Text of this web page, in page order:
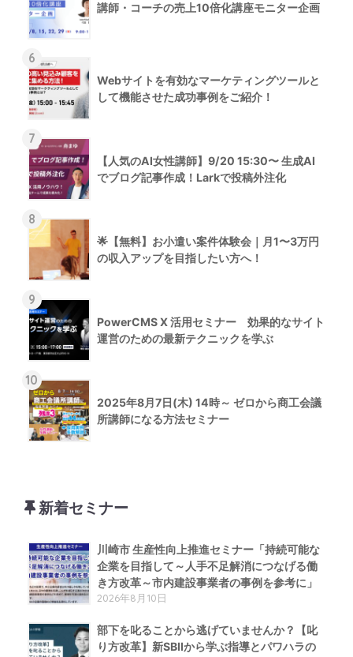
講師・コーチの売上10倍化講座モニター企画
6
Webサイトを有効なマーケティングツールと
して機能させた成功事例をご紹介！
7
【人気のAI女性講師】9/20 15:30〜 生成AI
でブログ記事作成！Larkで投稿外注化
8
🌟【無料】お小遣い案件体験会｜月1〜3万円
の収入アップを目指したい方へ！
9
PowerCMS X 活用セミナー 効果的なサイト
運営のための最新テクニックを学ぶ
10
2025年8月7日(木) 14時～ ゼロから商工会議
所講師になる方法セミナー
新着セミナー
川崎市 生産性向上推進セミナー「持続可能な
企業を目指して～人手不足解消につなげる働
き方改革～市内建設事業者の事例を参考に」
2026年8月10日
部下を叱ることから逃げていませんか？【叱
り方改革】新SBIIから学ぶ指導とパワハラの